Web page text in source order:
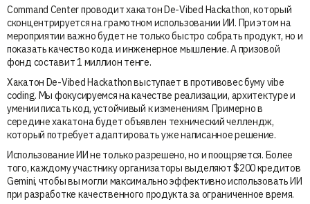
Command Center проводит хакатон De-Vibed Hackathon, который
сконцентрируется на грамотном использовании ИИ. При этом на
мероприятии важно будет не только быстро собрать продукт, но и
показать качество кода и инженерное мышление. А призовой
фонд составит 1 миллион тенге.
Хакатон De-Vibed Hackathon выступает в противовес буму vibe
coding. Мы фокусируемся на качестве реализации, архитектуре и
умении писать код, устойчивый к изменениям. Примерно в
середине хакатона будет объявлен технический челлендж,
который потребует адаптировать уже написанное решение.
Использование ИИ не только разрешено, но и поощряется. Более
того, каждому участнику организаторы выделяют $200 кредитов
Gemini, чтобы вы могли максимально эффективно использовать ИИ
при разработке качественного продукта за ограниченное время.